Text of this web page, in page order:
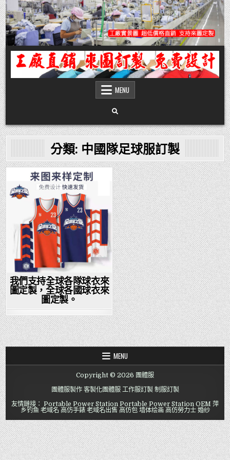
Skip
to
content
團體服
團體服製作,公司企業工作制服POLO衫T恤訂製推薦,做班系校服定製價格,台灣香
港客製化衣服裝工廠商
MENU
分類: 中國隊足球服訂製
Posted
in
我們支持全球各隊球衣來
圖定製，全球各國球衣來
圖定製。
MENU
Copyright © 2026 團體服
團體服製作 客製化團體服 工作服訂製 制服訂製
友情鏈接： Portable Power Station Portable Power Station OEM 萍
乡钓鱼 老域名 高仿手錶 老域名出售 高仿包 墙体绘画 高仿勞力士 婚纱